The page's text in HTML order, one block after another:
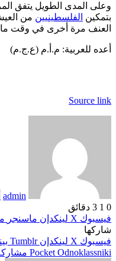
وعلى المدى الطويل يتفق
بتمكين الفلسطينيين من
العنف مرة أخرى في وقت
أعده للعربية: م.أ.م (ع.ج.م)
Source link
admin
0
3 دقائق
فيسبوك ‫X لينكدإن ماسنجر
شاركها
فيسبوك ‫X لينكدإن
Odnoklassniki
‫Pocket